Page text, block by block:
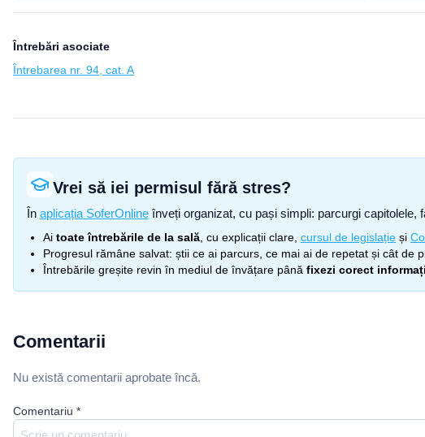
Întrebări asociate
Întrebarea nr. 94, cat. A
Vrei să iei permisul fără stres?
În aplicația SoferOnline înveți organizat, cu pași simpli: parcurgi
Ai toate întrebările de la sală , cu explicații clare, cursul de legislație și
Progresul rămâne salvat: știi ce ai parcurs, ce mai ai de repetat și cât de
Întrebările greșite revin în mediul de învățare până fixezi corect
Comentarii
Nu există comentarii aprobate încă.
Comentariu *